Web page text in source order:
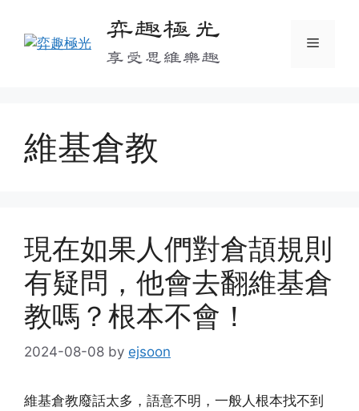
content
弈趣極光
享受思維樂趣
Menu
維基倉教
現在如果人們對倉頡規則
有疑問，他會去翻維基倉
教嗎？根本不會！
2024-08-08 by ejsoon
維基倉教廢話太多，語意不明，一般人根本找不到